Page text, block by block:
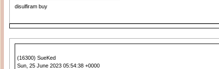
disulfiram buy
(16300) SueKed
Sun, 25 June 2023 05:54:38 +0000